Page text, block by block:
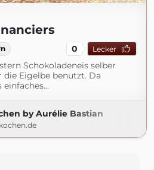
0 Lecker
Schokoladeneis selber
Eigelbe benutzt. Da
by Aurélie Bastian